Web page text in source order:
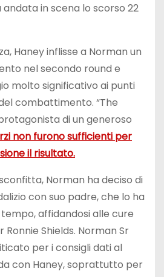
in scena lo scorso 22
Haney inflisse a Norman un
nel secondo round e
molto significativo ai punti
combattimento. “The
di un generoso
non furono sufficienti per
il risultato.
Norman ha deciso di
con suo padre, che lo ha
affidandosi alle cure
Shields. Norman Sr
per i consigli dati al
con Haney, soprattutto per